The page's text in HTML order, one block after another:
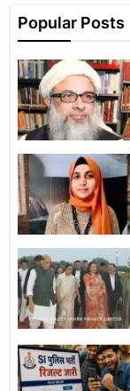
Popular Posts